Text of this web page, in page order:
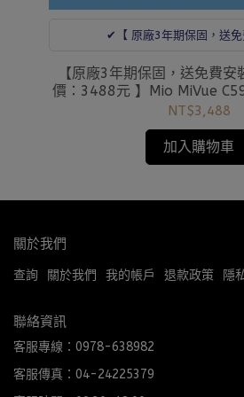
✔︎【 原廠3年期保固，送免
【原廠3年期保固，送免費
價：3488元 】Mio MiVue
一 星光級 GPS行車記錄器
【愛車族】
NT$3,488
加入購物車
關於我們
查詢 關於我們 我的帳戶 退款政策 隱
聯絡資訊
客服專線：0978-638982
客服傳真：04-24225379